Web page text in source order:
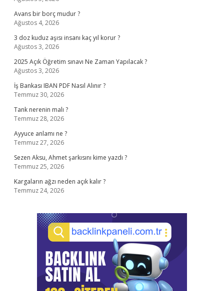
Avans bir borç mudur ?
Ağustos 4, 2026
3 doz kuduz aşısı insanı kaç yıl korur ?
Ağustos 3, 2026
2025 Açık Öğretim sınavı Ne Zaman Yapılacak ?
Ağustos 3, 2026
İş Bankası IBAN PDF Nasıl Alınır ?
Temmuz 30, 2026
Tank nerenin malı ?
Temmuz 28, 2026
Ayyuce anlamı ne ?
Temmuz 27, 2026
Sezen Aksu, Ahmet şarkısını kime yazdı ?
Temmuz 25, 2026
Kargaların ağzı neden açık kalır ?
Temmuz 24, 2026